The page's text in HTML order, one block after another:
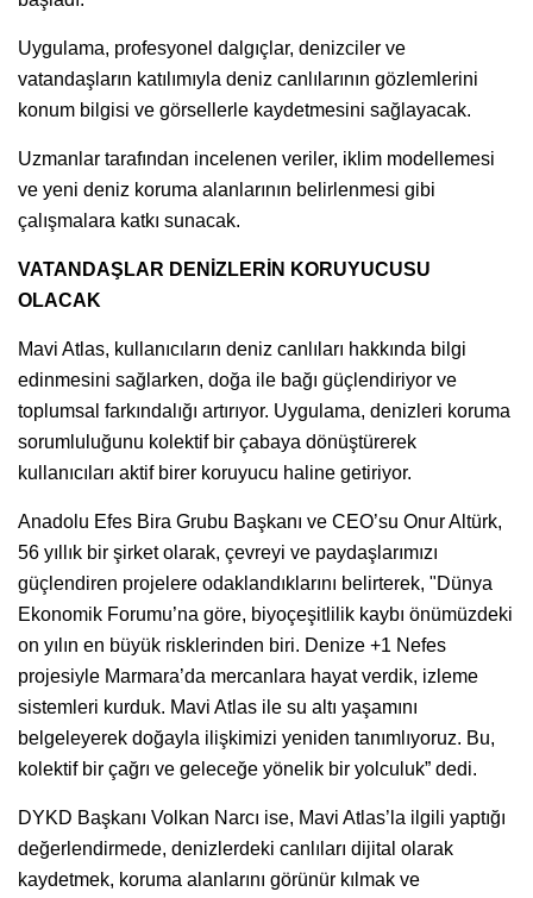
Uygulama, profesyonel dalgıçlar, denizciler ve
vatandaşların katılımıyla deniz canlılarının gözlemlerini
konum bilgisi ve görsellerle kaydetmesini sağlayacak.
Uzmanlar tarafından incelenen veriler, iklim modellemesi
ve yeni deniz koruma alanlarının belirlenmesi gibi
çalışmalara katkı sunacak.
VATANDAŞLAR DENİZLERİN KORUYUCUSU
OLACAK
Mavi Atlas, kullanıcıların deniz canlıları hakkında bilgi
edinmesini sağlarken, doğa ile bağı güçlendiriyor ve
toplumsal farkındalığı artırıyor. Uygulama, denizleri koruma
sorumluluğunu kolektif bir çabaya dönüştürerek
kullanıcıları aktif birer koruyucu haline getiriyor.
Anadolu Efes Bira Grubu Başkanı ve CEO’su Onur Altürk,
56 yıllık bir şirket olarak, çevreyi ve paydaşlarımızı
güçlendiren projelere odaklandıklarını belirterek, "Dünya
Ekonomik Forumu’na göre, biyoçeşitlilik kaybı önümüzdeki
on yılın en büyük risklerinden biri. Denize +1 Nefes
projesiyle Marmara’da mercanlara hayat verdik, izleme
sistemleri kurduk. Mavi Atlas ile su altı yaşamını
belgeleyerek doğayla ilişkimizi yeniden tanımlıyoruz. Bu,
kolektif bir çağrı ve geleceğe yönelik bir yolculuk” dedi.
DYKD Başkanı Volkan Narcı ise, Mavi Atlas’la ilgili yaptığı
değerlendirmede, denizlerdeki canlıları dijital olarak
kaydetmek, koruma alanlarını görünür kılmak ve